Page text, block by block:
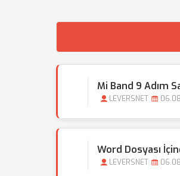
Mi Band 9 Adım
LEVERSNET
Word Dosyası
LEVERSNET